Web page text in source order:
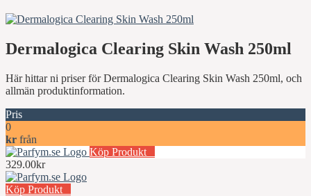
Dermalogica Clearing Skin Wash 250ml
Här hittar ni priser för Dermalogica Clearing Skin Wash 250ml, och
allmän produktinformation.
Pris
0
kr från
Köp Produkt
329.00kr
Köp Produkt